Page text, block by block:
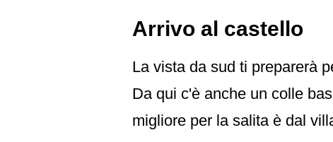
Arrivo al castello
La vista da sud ti preparerà
Da qui c'è anche un colle
migliore per la salita è dal